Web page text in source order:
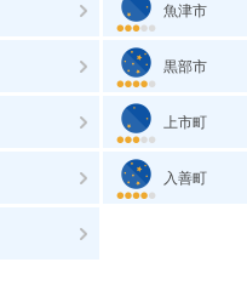
魚津市
黒部市
上市町
入善町